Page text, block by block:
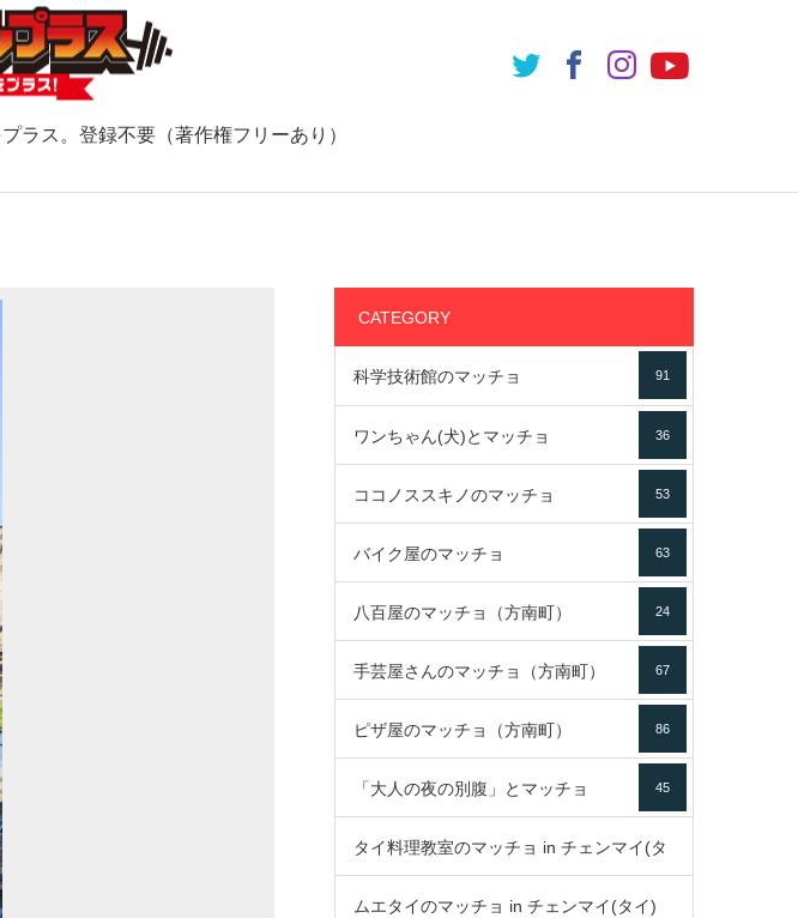
ラス。登録不要（著作権フリーあり）
CATEGORY
科学技術館のマッチョ 91
ワンちゃん(犬)とマッチョ 36
ココノススキノのマッチョ 53
バイク屋のマッチョ 63
八百屋のマッチョ（方南町） 24
手芸屋さんのマッチョ（方南町） 67
ピザ屋のマッチョ（方南町） 86
「大人の夜の別腹」とマッチョ 45
タイ料理教室のマッチョ in チェンマイ(タ
イ)
ムエタイのマッチョ in チェンマイ(タイ)